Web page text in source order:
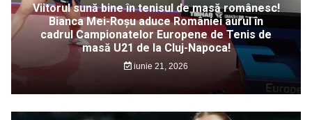
Viitorul sună bine în tenisul de masă românesc!
Bianca Mei-Roșu aduce României aurul în
cadrul Campionatelor Europene de Tenis de
masă U21 de la Cluj-Napoca!
iunie 21, 2026